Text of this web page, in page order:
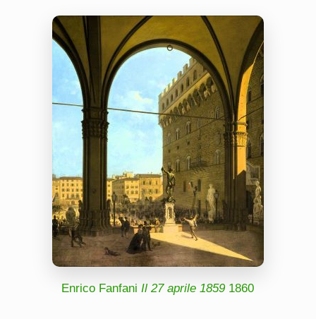
Enrico FanfaniIl 27 aprile 1859 1860